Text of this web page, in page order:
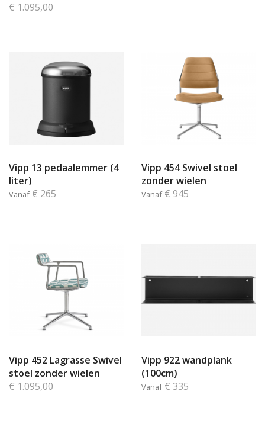
€ 1.095,00
Vipp 13 pedaalemmer (4
liter)
Vanaf € 265
Vipp 454 Swivel stoel
zonder wielen
Vanaf € 945
Vipp 452 Lagrasse Swivel
stoel zonder wielen
€ 1.095,00
Vipp 922 wandplank
(100cm)
Vanaf € 335